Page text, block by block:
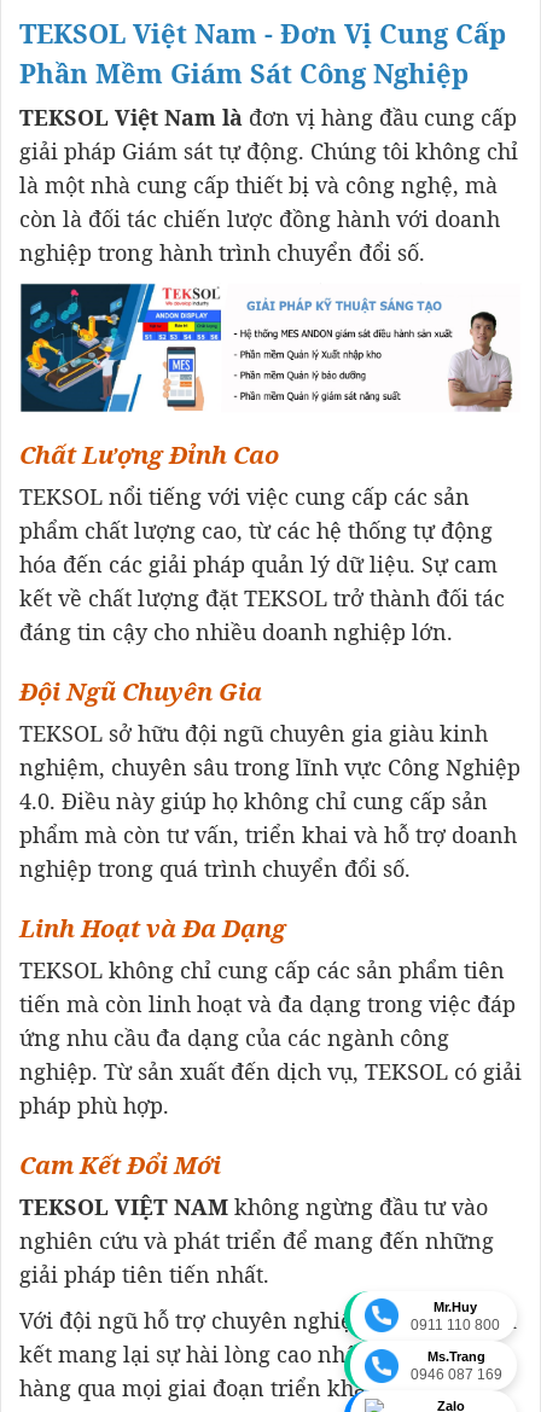
Mr.Huy
0911 110 800
Ms.Trang
0946 087 169
Zalo
TEKSOL Việt Nam - Đơn Vị Cung Cấp
Phần Mềm Giám Sát Công Nghiệp
TEKSOL Việt Nam là đơn vị hàng đầu cung cấp
giải pháp Giám sát tự động. Chúng tôi không chỉ
là một nhà cung cấp thiết bị và công nghệ, mà
còn là đối tác chiến lược đồng hành với doanh
nghiệp trong hành trình chuyển đổi số.
Chất Lượng Đỉnh Cao
TEKSOL nổi tiếng với việc cung cấp các sản
phẩm chất lượng cao, từ các hệ thống tự động
hóa đến các giải pháp quản lý dữ liệu. Sự cam
kết về chất lượng đặt TEKSOL trở thành đối tác
đáng tin cậy cho nhiều doanh nghiệp lớn.
Đội Ngũ Chuyên Gia
TEKSOL sở hữu đội ngũ chuyên gia giàu kinh
nghiệm, chuyên sâu trong lĩnh vực Công Nghiệp
4.0. Điều này giúp họ không chỉ cung cấp sản
phẩm mà còn tư vấn, triển khai và hỗ trợ doanh
nghiệp trong quá trình chuyển đổi số.
Linh Hoạt và Đa Dạng
TEKSOL không chỉ cung cấp các sản phẩm tiên
tiến mà còn linh hoạt và đa dạng trong việc đáp
ứng nhu cầu đa dạng của các ngành công
nghiệp. Từ sản xuất đến dịch vụ, TEKSOL có giải
pháp phù hợp.
Cam Kết Đổi Mới
TEKSOL VIỆT NAM không ngừng đầu tư vào
nghiên cứu và phát triển để mang đến những
giải pháp tiên tiến nhất.
Với đội ngũ hỗ trợ chuyên nghiệp,TEKSOLcam
kết mang lại sự hài lòng cao nhất cho khách
hàng qua mọi giai đoạn triển khai và sử